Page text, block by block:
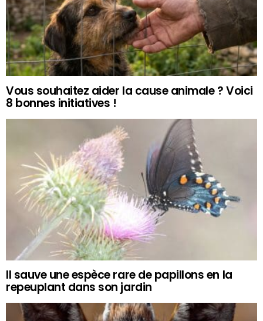
Vous souhaitez aider la cause animale ? Voici
8 bonnes initiatives !
Il sauve une espèce rare de papillons en la
repeuplant dans son jardin